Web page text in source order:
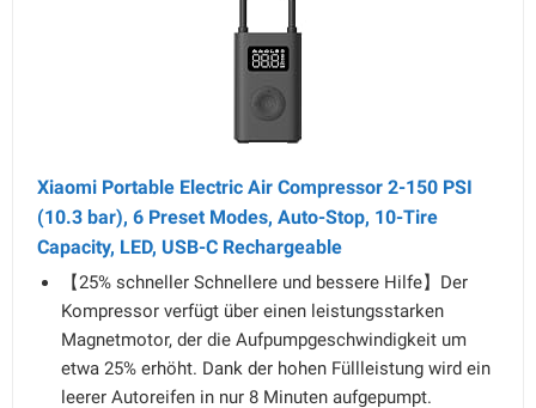
Xiaomi Portable Electric Air Compressor 2-150 PSI
(10.3 bar), 6 Preset Modes, Auto-Stop, 10-Tire
Capacity, LED, USB-C Rechargeable
【25% schneller Schnellere und bessere Hilfe】Der
Kompressor verfügt über einen leistungsstarken
Magnetmotor, der die Aufpumpgeschwindigkeit um
etwa 25% erhöht. Dank der hohen Füllleistung wird ein
leerer Autoreifen in nur 8 Minuten aufgepumpt.